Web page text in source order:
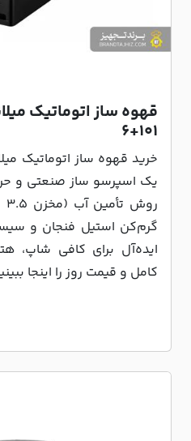
۱۰۱+۶
گرم‌کن استیل فنجان و
ایده‌آل برای کافی شاپ،
کامل و قیمت روز را اینجا